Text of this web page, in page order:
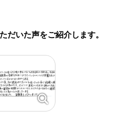
いた声をご紹介します。